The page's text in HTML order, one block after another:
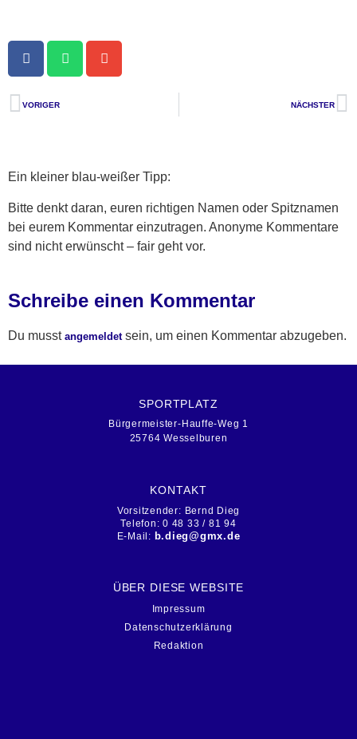
VORIGER NÄCHSTER
Ein kleiner blau-weißer Tipp:
Bitte denkt daran, euren richtigen Namen oder Spitznamen
bei eurem Kommentar einzutragen. Anonyme Kommentare
sind nicht erwünscht – fair geht vor.
Schreibe einen Kommentar
Du musst angemeldetsein, um einen Kommentar abzugeben.
SPORTPLATZ
Bürgermeister-Hauffe-Weg 1
25764 Wesselburen
KONTAKT
Vorsitzender: Bernd Dieg
Telefon: 0 48 33 / 81 94
E-Mail: b.dieg@gmx.de
ÜBER DIESE WEBSITE
Impressum
Datenschutzerklärung
Redaktion